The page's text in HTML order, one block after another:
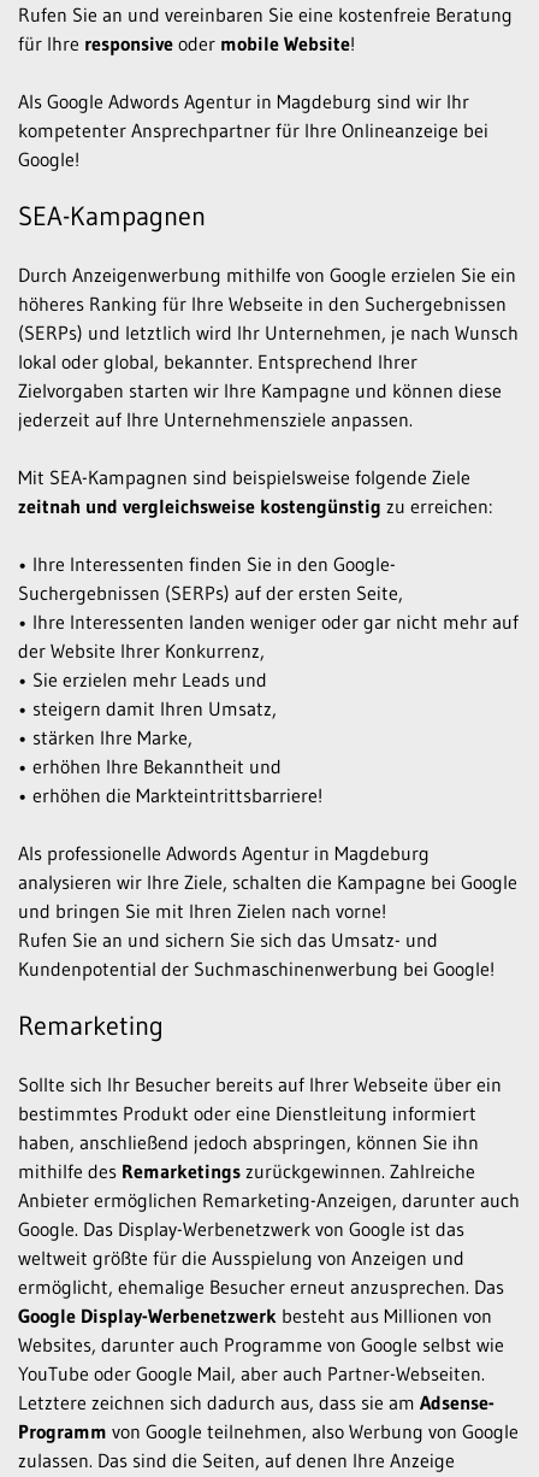
Rufen Sie an und vereinbaren Sie eine kostenfreie Beratung
für Ihre responsive oder mobile Website!
Als Google Adwords Agentur in Magdeburg sind wir Ihr
kompetenter Ansprechpartner für Ihre Onlineanzeige bei
Google!
SEA-Kampagnen
Durch Anzeigenwerbung mithilfe von Google erzielen Sie ein
höheres Ranking für Ihre Webseite in den Suchergebnissen
(SERPs) und letztlich wird Ihr Unternehmen, je nach Wunsch
lokal oder global, bekannter. Entsprechend Ihrer
Zielvorgaben starten wir Ihre Kampagne und können diese
jederzeit auf Ihre Unternehmensziele anpassen.
Mit SEA-Kampagnen sind beispielsweise folgende Ziele
zeitnah und vergleichsweise kostengünstig zu erreichen:
• Ihre Interessenten finden Sie in den Google-
Suchergebnissen (SERPs) auf der ersten Seite,
• Ihre Interessenten landen weniger oder gar nicht mehr auf
der Website Ihrer Konkurrenz,
• Sie erzielen mehr Leads und
• steigern damit Ihren Umsatz,
• stärken Ihre Marke,
• erhöhen Ihre Bekanntheit und
• erhöhen die Markteintrittsbarriere!
Als professionelle Adwords Agentur in Magdeburg
analysieren wir Ihre Ziele, schalten die Kampagne bei Google
und bringen Sie mit Ihren Zielen nach vorne!
Rufen Sie an und sichern Sie sich das Umsatz- und
Kundenpotential der Suchmaschinenwerbung bei Google!
Remarketing
Sollte sich Ihr Besucher bereits auf Ihrer Webseite über ein
bestimmtes Produkt oder eine Dienstleitung informiert
haben, anschließend jedoch abspringen, können Sie ihn
mithilfe des Remarketings zurückgewinnen. Zahlreiche
Anbieter ermöglichen Remarketing-Anzeigen, darunter auch
Google. Das Display-Werbenetzwerk von Google ist das
weltweit größte für die Ausspielung von Anzeigen und
ermöglicht, ehemalige Besucher erneut anzusprechen. Das
Google Display-Werbenetzwerk besteht aus Millionen von
Websites, darunter auch Programme von Google selbst wie
YouTube oder Google Mail, aber auch Partner-Webseiten.
Letztere zeichnen sich dadurch aus, dass sie am Adsense-
Programm von Google teilnehmen, also Werbung von Google
zulassen. Das sind die Seiten, auf denen Ihre Anzeige